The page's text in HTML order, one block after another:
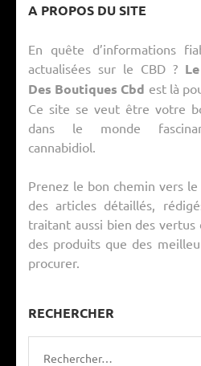
A PROPOS DU SITE
En quête d’informations
actualisées sur le CBD ?
Des Boutiques Cbd est là
Ce site se veut être votre
dans le monde
cannabidiol.
Prenez le bon chemin vers
des articles détaillés,
traitant aussi bien des vertus
des produits que des
procurer.
RECHERCHER
Rechercher :